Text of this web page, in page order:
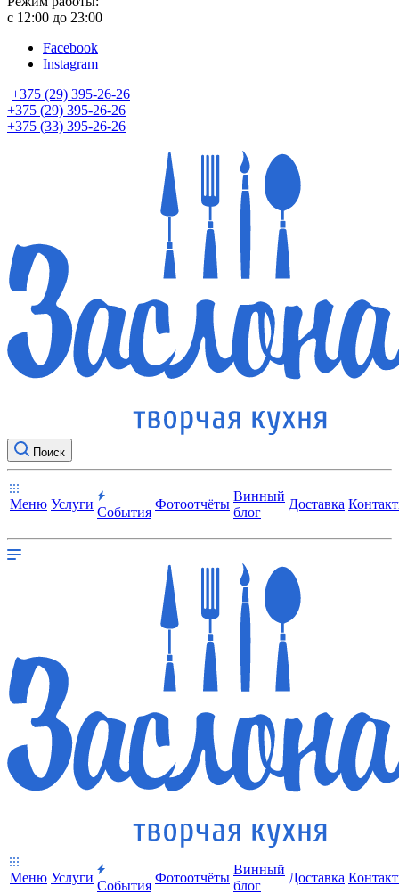
с 12:00 до 23:00
Facebook
Instagram
+375 (29) 395-26-26
+375 (29) 395-26-26
+375 (33) 395-26-26
Поиск
Меню Услуги
События
Фотоотчёты
Винный
блог
Доставка
Меню Услуги
События
Фотоотчёты
Винный
блог
Доставка